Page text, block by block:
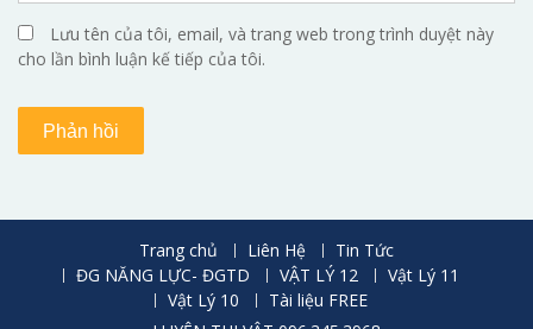
Lưu tên của tôi, email, và trang web trong trình duyệt này
cho lần bình luận kế tiếp của tôi.
Trang chủ Liên Hệ
Tin Tức
ĐG NĂNG LỰC- ĐGTD
VẬT LÝ 12
Vật Lý 11
Vật Lý 10
Tài liệu FREE